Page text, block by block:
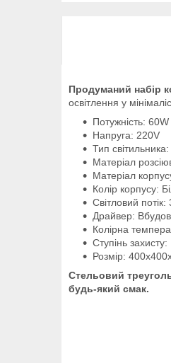
Продуманий набір
освітлення у
Потужність: 60W
Напруга: 220V
Тип
Матеріал
Матеріал
Колір корпусу:
Світловий
Драйвер:
Колірна
Ступінь
Розмір:
Стельовий
будь-який смак.